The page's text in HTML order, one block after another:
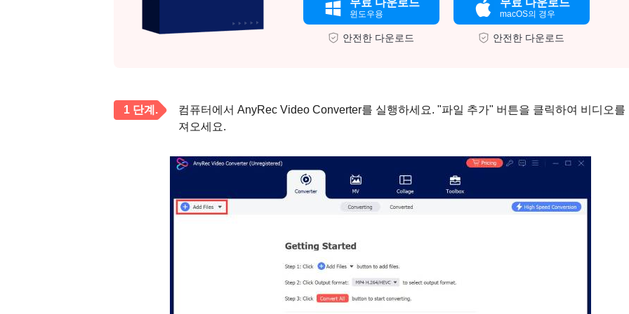
무료 다운로드
윈도우용
안전한 다운로드
무료 다운로드
macOS의 경우
안전한 다운로드
1 단계.
컴퓨터에서 AnyRec Video Converter를 실행하세요. "파일 추가" 버튼을 클릭하여 비디오를
져오세요.